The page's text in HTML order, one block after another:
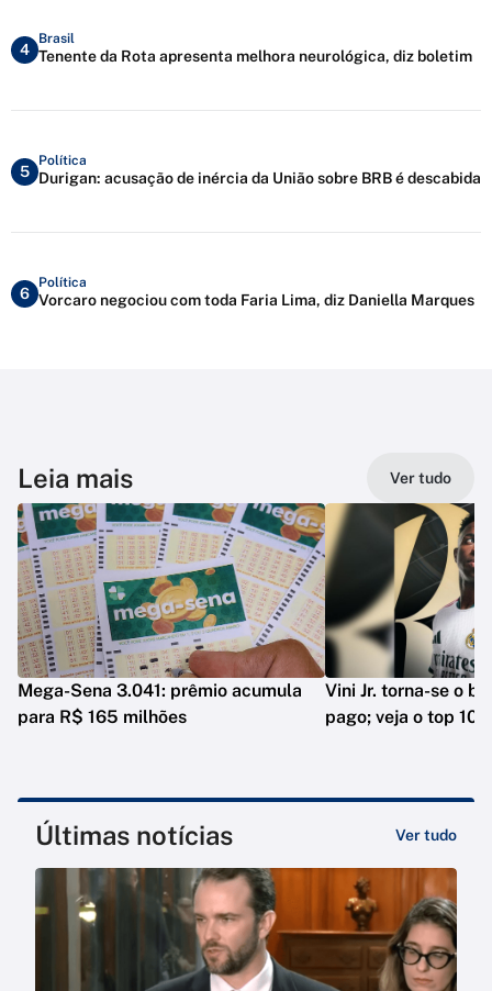
4
Brasil
Tenente da Rota apresenta melhora neurológica, diz boletim
5
Política
Durigan: acusação de inércia da União sobre BRB é descabida
6
Política
Vorcaro negociou com toda Faria Lima, diz Daniella Marques
Leia mais Ver tudo
Mega-Sena 3.041: prêmio acumula
para R$ 165 milhões
Vini Jr. torna-se o
pago; veja o top 10
Últimas notícias Ver tudo